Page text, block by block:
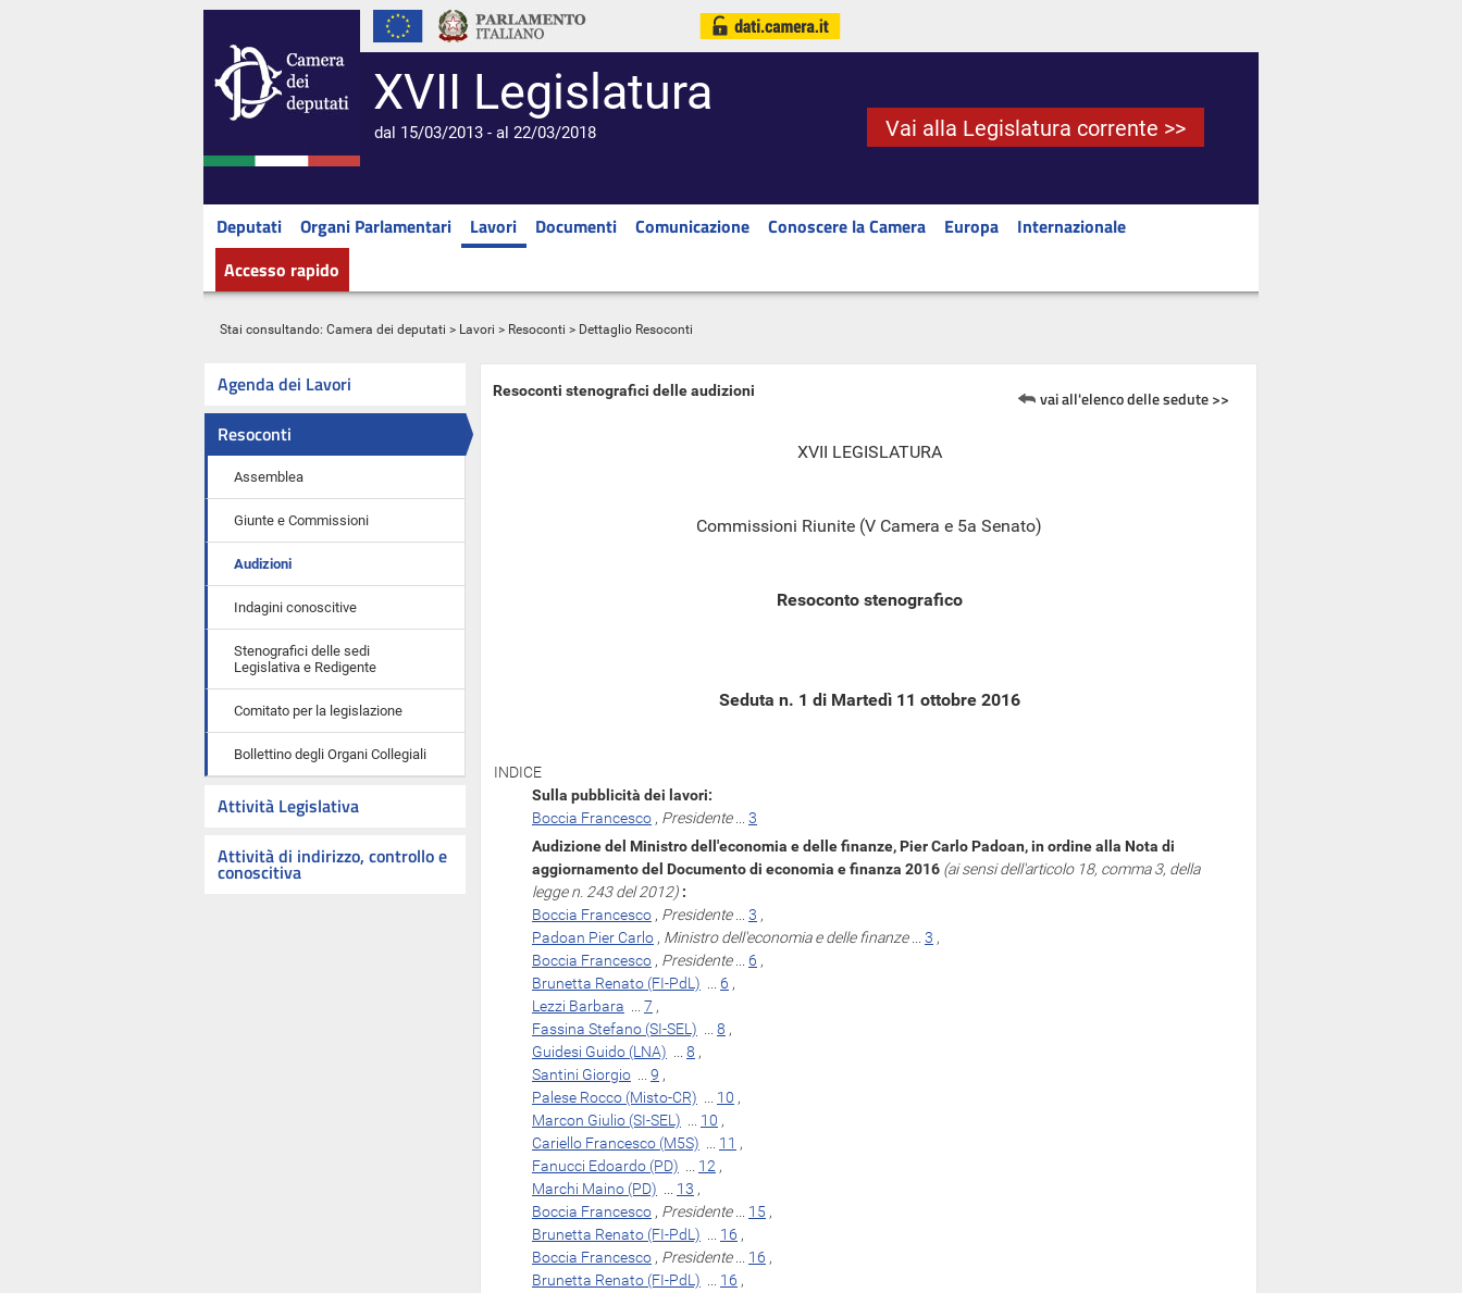
XVII Legislatura
dal 15/03/2013 - al 22/03/2018 Vai alla Legislatura corrente >>
Deputati Organi Parlamentari Lavori Documenti Comunicazione Conoscere la Camera Europa
Internazionale
Accesso rapido
Stai consultando: Camera dei deputati > Lavori > Resoconti > Dettaglio Resoconti
Agenda dei Lavori
Resoconti
Assemblea
Giunte e Commissioni
Audizioni
Indagini conoscitive
Stenografici delle sedi
Legislativa e Redigente
Comitato per la legislazione
Bollettino degli Organi Collegiali
Attività Legislativa
Attività di indirizzo, controllo e
conoscitiva
Resoconti stenografici delle audizioni vai all'elenco delle sedute >>
XVII LEGISLATURA
Commissioni Riunite (V Camera e 5a Senato)
Resoconto stenografico
Seduta n. 1 di Martedì 11 ottobre 2016
INDICE
Sulla pubblicità dei lavori:
Boccia Francesco , Presidente... 3
Audizione del Ministro dell'economia e delle finanze, Pier Carlo Padoan, in ordine alla Nota di
aggiornamento del Documento di economia e finanza 2016 (ai sensi dell'articolo 18, comma 3, della
legge n. 243 del 2012) :
Boccia Francesco , Presidente... 3 ,
Padoan Pier Carlo , Ministro dell'economia e delle finanze... 3 ,
Boccia Francesco , Presidente... 6 ,
Brunetta Renato (FI-PdL)
6 ,
Lezzi Barbara
7 ,
Fassina Stefano (SI-SEL)
8 ,
Guidesi Guido (LNA)
8 ,
Santini Giorgio
9 ,
Palese Rocco (Misto-CR)
10 ,
Marcon Giulio (SI-SEL)
10 ,
Cariello Francesco (M5S)
11 ,
Fanucci Edoardo (PD)
12 ,
Marchi Maino (PD)
13 ,
Boccia Francesco , Presidente... 15 ,
Brunetta Renato (FI-PdL)
16 ,
Boccia Francesco , Presidente... 16 ,
Brunetta Renato (FI-PdL)
16 ,